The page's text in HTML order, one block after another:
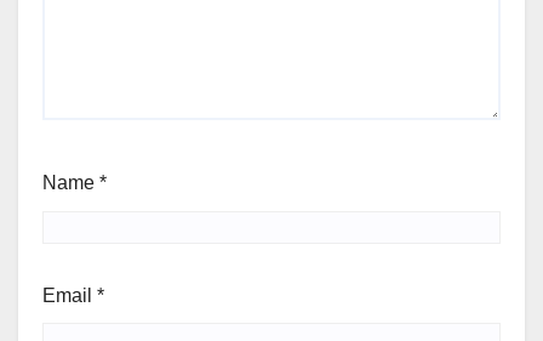
Name *
Email *